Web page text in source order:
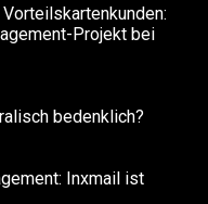
Projekt bei
bedenklich?
Inxmail ist